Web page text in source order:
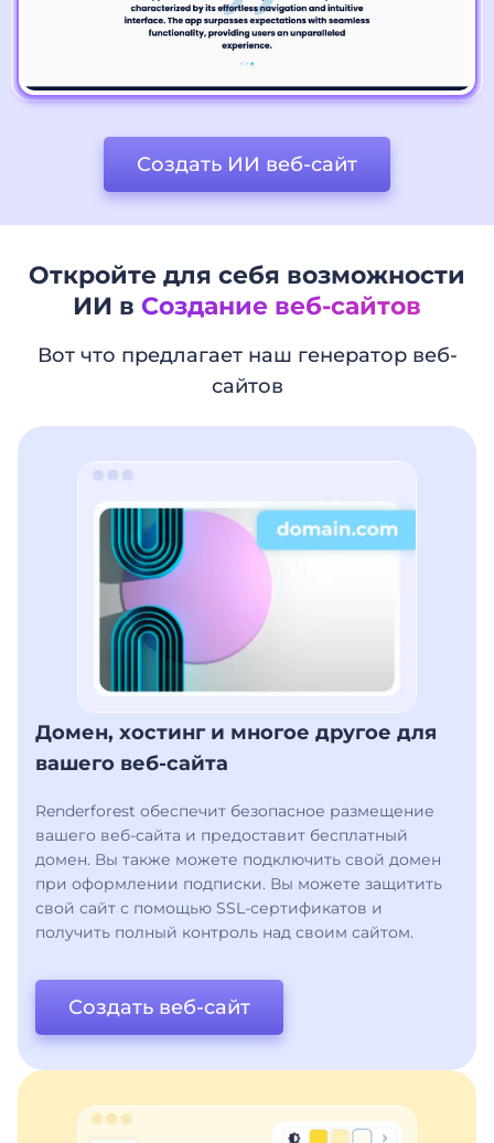
Создать ИИ веб-сайт
Откройте для себя возможности
ИИ в Создание веб-сайтов
Вот что предлагает наш генератор веб-
сайтов
Домен, хостинг и многое другое для
вашего веб-сайта
Renderforest обеспечит безопасное размещение
вашего веб-сайта и предоставит бесплатный
домен. Вы также можете подключить свой домен
при оформлении подписки. Вы можете защитить
свой сайт с помощью SSL-сертификатов и
получить полный контроль над своим сайтом.
Создать веб-сайт